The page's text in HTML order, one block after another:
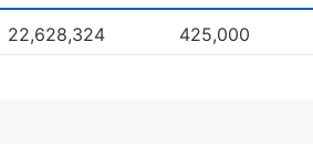
22,628,324 425,000